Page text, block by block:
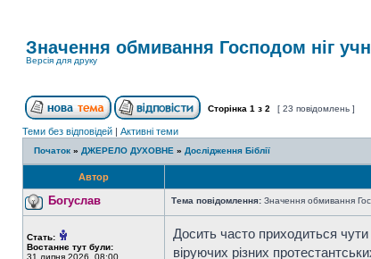
Значення обмивання Господом ніг
Версія для друку
Сторінка 1 з 2 [ 23 повідомлень ]
Теми без відповідей | Активні теми
Початок » ДЖЕРЕЛО ДУХОВНЕ » Дослідження Біблії
Автор
Богуслав Тема повідомлення: Значення обмивання
Стать:
Востаннє тут були:
31 липня 2026, 08:00
Досить часто приходиться чути
віруючих різних